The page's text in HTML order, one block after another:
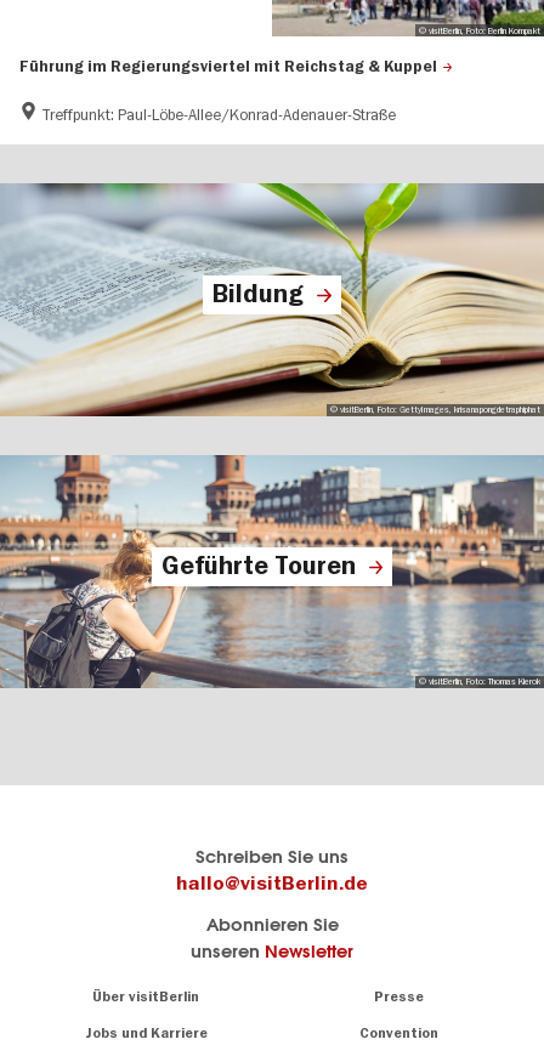
Führung im Regierungsviertel mit Reichstag & Kuppel
Treffpunkt: Paul-Löbe-Allee/Konrad-Adenauer-Straße
© visitBerlin, Foto: Berlin Kompakt
Bildung
© visitBerlin, Foto: GettyImages, krisanapongdetraphiphat
Geführte Touren
© visitBerlin, Foto: Thomas Kierok
Schreiben Sie uns
hallo@visitBerlin.de
Abonnieren Sie
unseren Newsletter
Über visitBerlin Presse
Jobs und Karriere Convention
sind
Insidertipps